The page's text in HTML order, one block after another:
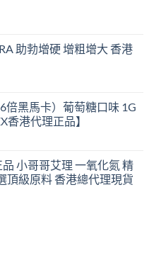
助勃增硬 增粗增大 香港
倍黑馬卡）葡萄糖口味 1G
香港代理正品】
小哥哥艾理 一氧化氮 精
頂級原料 香港總代理現貨